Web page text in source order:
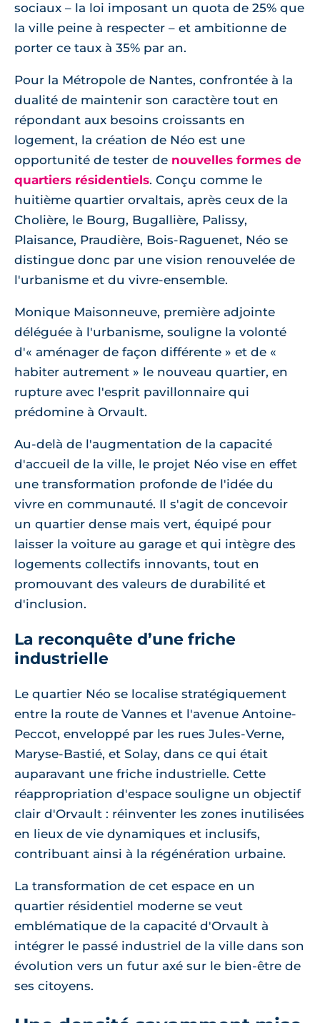
sociaux – la loi imposant un quota de 25% que
la ville peine à respecter – et ambitionne de
porter ce taux à 35% par an.
Pour la Métropole de Nantes, confrontée à la
dualité de maintenir son caractère tout en
répondant aux besoins croissants en
logement, la création de Néo est une
opportunité de tester de nouvelles formes de
quartiers résidentiels. Conçu comme le
huitième quartier orvaltais, après ceux de la
Cholière, le Bourg, Bugallière, Palissy,
Plaisance, Praudière, Bois-Raguenet, Néo se
distingue donc par une vision renouvelée de
l'urbanisme et du vivre-ensemble.
Monique Maisonneuve, première adjointe
déléguée à l'urbanisme, souligne la volonté
d'« aménager de façon différente » et de «
habiter autrement » le nouveau quartier, en
rupture avec l'esprit pavillonnaire qui
prédomine à Orvault.
Au-delà de l'augmentation de la capacité
d'accueil de la ville, le projet Néo vise en effet
une transformation profonde de l'idée du
vivre en communauté. Il s'agit de concevoir
un quartier dense mais vert, équipé pour
laisser la voiture au garage et qui intègre des
logements collectifs innovants, tout en
promouvant des valeurs de durabilité et
d'inclusion.
La reconquête d’une friche
industrielle
Le quartier Néo se localise stratégiquement
entre la route de Vannes et l'avenue Antoine-
Peccot, enveloppé par les rues Jules-Verne,
Maryse-Bastié, et Solay, dans ce qui était
auparavant une friche industrielle. Cette
réappropriation d'espace souligne un objectif
clair d'Orvault : réinventer les zones inutilisées
en lieux de vie dynamiques et inclusifs,
contribuant ainsi à la régénération urbaine.
La transformation de cet espace en un
quartier résidentiel moderne se veut
emblématique de la capacité d'Orvault à
intégrer le passé industriel de la ville dans son
évolution vers un futur axé sur le bien-être de
ses citoyens.